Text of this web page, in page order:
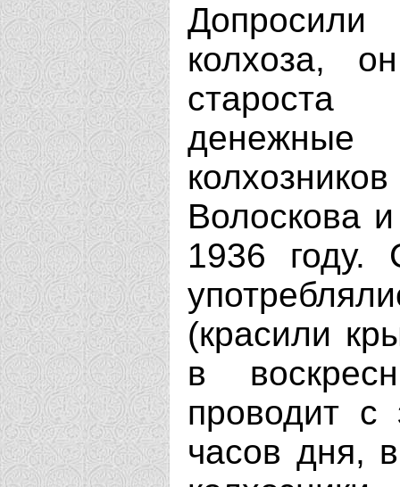
Допросили
колхоза,
староста
Волоскова
1936 году.
(красили
в
проводит с
часов дня,